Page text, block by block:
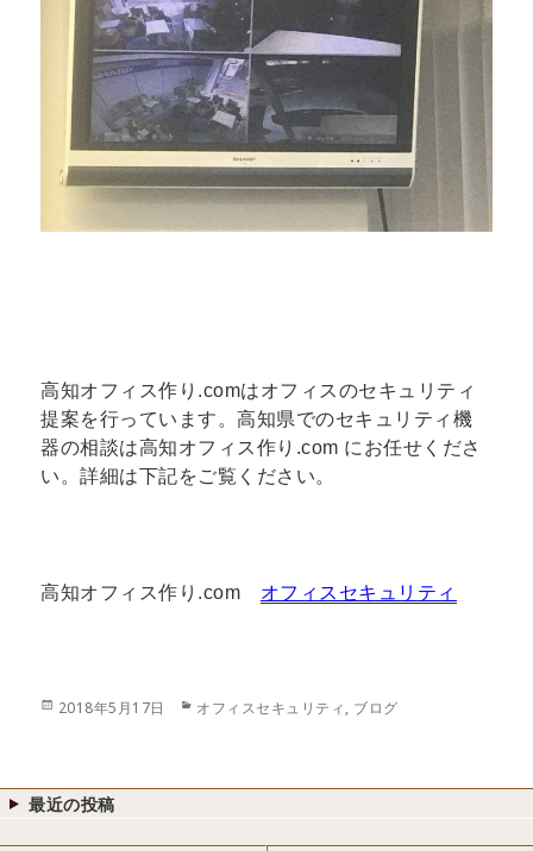
高知オフィス作り.comはオフィスのセキュリティ
提案を行っています。高知県でのセキュリティ機
器の相談は高知オフィス作り.com にお任せくださ
い。詳細は下記をご覧ください。
高知オフィス作り.com オフィスセキュリティ
投
2018年5月17日
カ
ー
オフィスセキュリティ, ブログ
最近の投稿